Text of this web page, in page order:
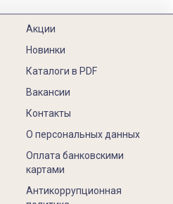
Акции
Новинки
Каталоги в PDF
Вакансии
Контакты
О персональных данных
Оплата банковскими
картами
Антикоррупционная